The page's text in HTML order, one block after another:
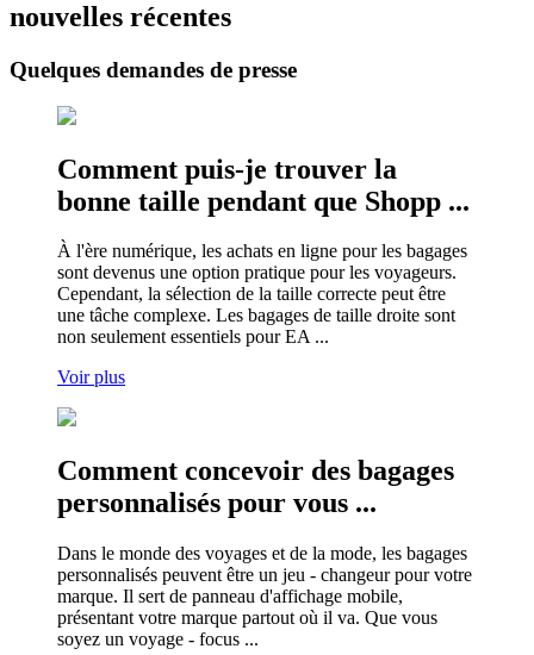
nouvelles récentes
Quelques demandes de presse
Comment puis-je trouver la
bonne taille pendant que Shopp ...
À l'ère numérique, les achats en ligne pour les bagages
sont devenus une option pratique pour les voyageurs.
Cependant, la sélection de la taille correcte peut être
une tâche complexe. Les bagages de taille droite sont
non seulement essentiels pour EA ...
Voir plus
Comment concevoir des bagages
personnalisés pour vous ...
Dans le monde des voyages et de la mode, les bagages
personnalisés peuvent être un jeu - changeur pour votre
marque. Il sert de panneau d'affichage mobile,
présentant votre marque partout où il va. Que vous
soyez un voyage - focus ...